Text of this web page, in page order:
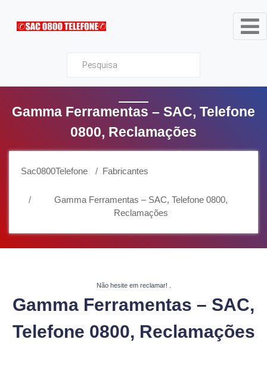
Sac0800Telefone
Gamma Ferramentas – SAC, Telefone
0800, Reclamações
Sac0800Telefone Fabricantes
Gamma Ferramentas – SAC, Telefone 0800,
Reclamações
Não hesite em reclamar!
Gamma Ferramentas – SAC,
Telefone 0800, Reclamações